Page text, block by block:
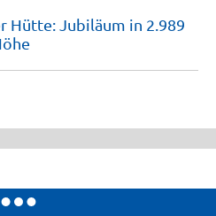
Hütte: Jubiläum in 2.989